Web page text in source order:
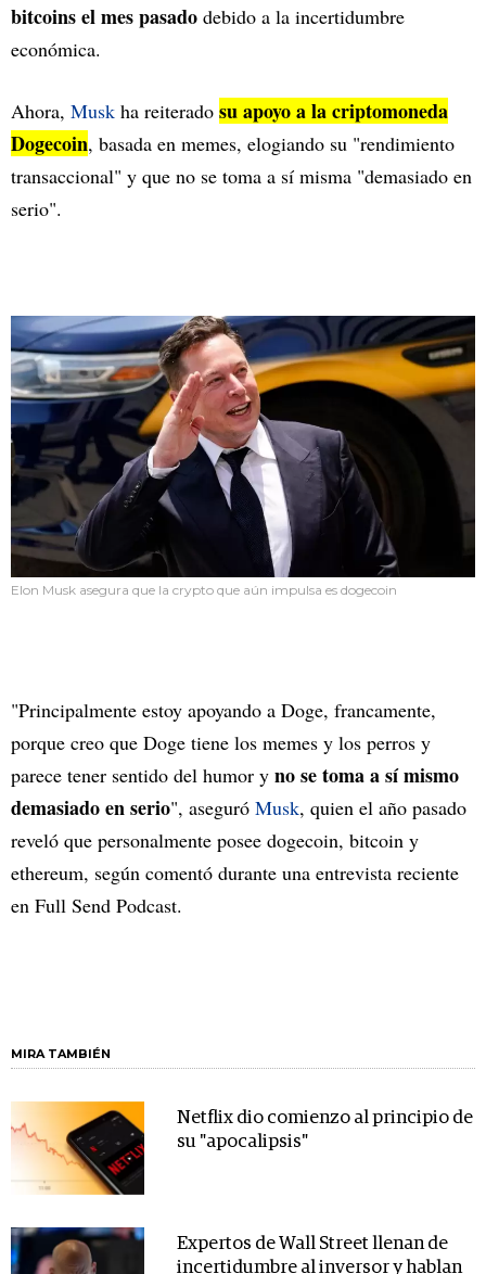
bitcoins el mes pasado debido a la incertidumbre
económica.
Ahora, Musk ha reiterado su apoyo a la criptomoneda
Dogecoin, basada en memes, elogiando su "rendimiento
transaccional" y que no se toma a sí misma "demasiado en
serio".
Elon Musk asegura que la crypto que aún impulsa es dogecoin
"Principalmente estoy apoyando a Doge, francamente,
porque creo que Doge tiene los memes y los perros y
parece tener sentido del humor y no se toma a sí mismo
demasiado en serio", aseguró Musk, quien el año pasado
reveló que personalmente posee dogecoin, bitcoin y
ethereum, según comentó durante una entrevista reciente
en Full Send Podcast.
MIRA TAMBIÉN
Netflix dio comienzo al principio de
su "apocalipsis"
Expertos de Wall Street llenan de
incertidumbre al inversor y hablan